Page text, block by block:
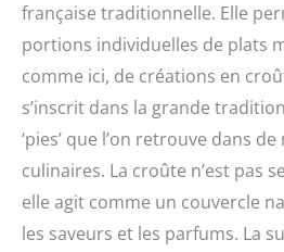
française traditionnelle. Elle
portions individuelles de plats
comme ici, de créations en
s’inscrit dans la grande
‘pies’ que l’on retrouve dans
culinaires. La croûte n’est pas
elle agit comme un couvercle
les saveurs et les parfums. La